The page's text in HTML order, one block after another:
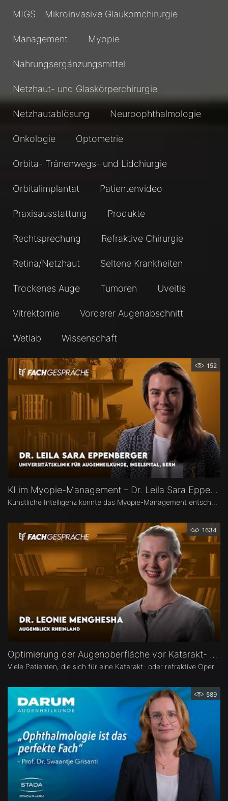
MIGS - Mikroinvasive Glaukomchirurgie
Management Myopie
Nahrungsergänzungsmittel
Netzhaut- und Glaskörperchirurgie
Netzhautablösung Neuroophthalmologie
Onkologie Optometrie
Orbita- Tränenwegs- und Lidchiurgie
Orbitalimplantat Patientenvideo
Praxisausstattung Produkte
Rechtsprechung Refraktive Chirurgie
Retina/Netzhaut Seltene Krankheiten
Trockenes Auge Tumoren Uveitis
Vitrektomie Vorderer Augenabschnitt
Wetlab Wissenschaft
152
KI im Myopie-Management – Dr. Leila Sara Eppenberger
1634
Optimierung der Augenoberfläche vor Katarakt- und Refraktiver Operation – Dr. Leonie Menghesha
589